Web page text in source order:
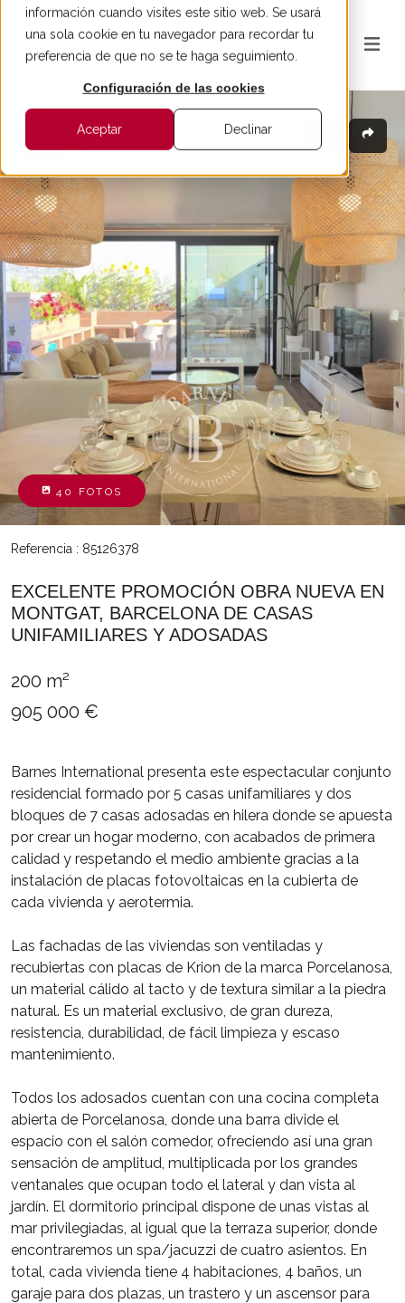
información cuando visites este sitio web. Se usará
una sola cookie en tu navegador para recordar tu
preferencia de que no se te haga seguimiento.
Configuración de las cookies
Aceptar Declinar
40 FOTOS
Referencia : 85126378
EXCELENTE PROMOCIÓN OBRA NUEVA EN
MONTGAT, BARCELONA DE CASAS
UNIFAMILIARES Y ADOSADAS
200 m²
905 000 €
Barnes International presenta este espectacular conjunto
residencial formado por 5 casas unifamiliares y dos
bloques de 7 casas adosadas en hilera donde se apuesta
por crear un hogar moderno, con acabados de primera
calidad y respetando el medio ambiente gracias a la
instalación de placas fotovoltaicas en la cubierta de
cada vivienda y aerotermia.
Las fachadas de las viviendas son ventiladas y
recubiertas con placas de Krion de la marca Porcelanosa,
un material cálido al tacto y de textura similar a la piedra
natural. Es un material exclusivo, de gran dureza,
resistencia, durabilidad, de fácil limpieza y escaso
mantenimiento.
Todos los adosados cuentan con una cocina completa
abierta de Porcelanosa, donde una barra divide el
espacio con el salón comedor, ofreciendo así una gran
sensación de amplitud, multiplicada por los grandes
ventanales que ocupan todo el lateral y dan vista al
jardín. El dormitorio principal dispone de unas vistas al
mar privilegiadas, al igual que la terraza superior, donde
encontraremos un spa/jacuzzi de cuatro asientos. En
total, cada vivienda tiene 4 habitaciones, 4 baños, un
garaje para dos plazas, un trastero y un ascensor para